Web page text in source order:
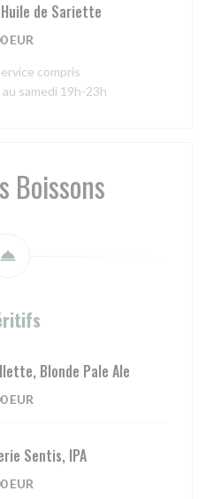
de Sariette
EUR
compris
samedi 19h-23h
Boissons
Blonde Pale Ale
EUR
Sentis, IPA
EUR